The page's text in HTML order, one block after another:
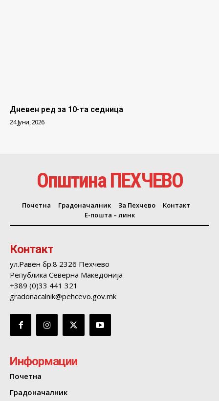
Дневен ред за 10-та седница
24 Јуни, 2026
Општина ПЕХЧЕВО
Почетна Градоначалник За Пехчево
Контакт
Е-пошта – линк
Контакт
ул.Равен бр.8 2326 Пехчево
Република Северна Македонија
+389 (0)33 441 321
gradonacalnik@pehcevo.gov.mk
Информации
Почетна
Градоначалник